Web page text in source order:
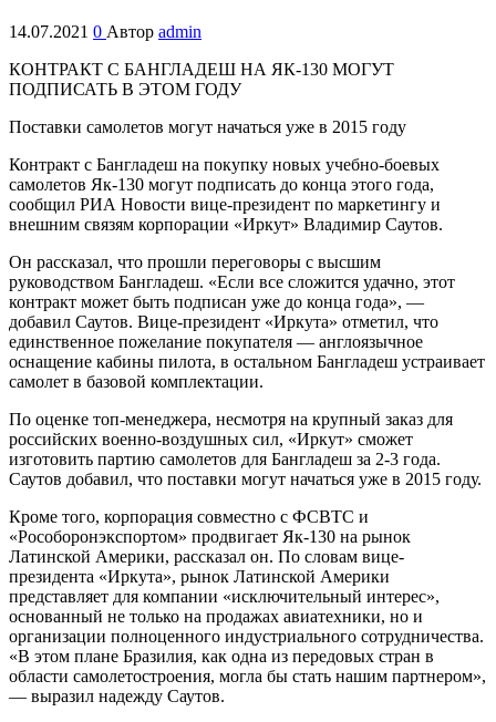
14.07.2021 0 Автор admin
КОНТРАКТ С БАНГЛАДЕШ НА ЯК-130 МОГУТ
ПОДПИСАТЬ В ЭТОМ ГОДУ
Поставки самолетов могут начаться уже в 2015 году
Контракт с Бангладеш на покупку новых учебно-боевых
самолетов Як-130 могут подписать до конца этого года,
сообщил РИА Новости вице-президент по маркетингу и
внешним связям корпорации «Иркут» Владимир Саутов.
Он рассказал, что прошли переговоры с высшим
руководством Бангладеш. «Если все сложится удачно, этот
контракт может быть подписан уже до конца года», —
добавил Саутов. Вице-президент «Иркута» отметил, что
единственное пожелание покупателя — англоязычное
оснащение кабины пилота, в остальном Бангладеш устраивает
самолет в базовой комплектации.
По оценке топ-менеджера, несмотря на крупный заказ для
российских военно-воздушных сил, «Иркут» сможет
изготовить партию самолетов для Бангладеш за 2-3 года.
Саутов добавил, что поставки могут начаться уже в 2015 году.
Кроме того, корпорация совместно с ФСВТС и
«Рособоронэкспортом» продвигает Як-130 на рынок
Латинской Америки, рассказал он. По словам вице-
президента «Иркута», рынок Латинской Америки
представляет для компании «исключительный интерес»,
основанный не только на продажах авиатехники, но и
организации полноценного индустриального сотрудничества.
«В этом плане Бразилия, как одна из передовых стран в
области самолетостроения, могла бы стать нашим партнером»,
— выразил надежду Саутов.